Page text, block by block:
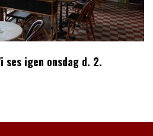
ses igen onsdag d. 2.